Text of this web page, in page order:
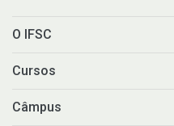
O IFSC
Cursos
Câmpus